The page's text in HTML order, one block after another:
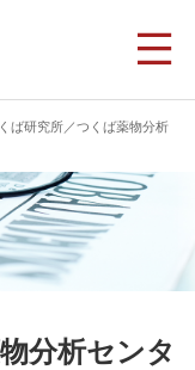
ば研究所／つくば薬物分析
分析センタ